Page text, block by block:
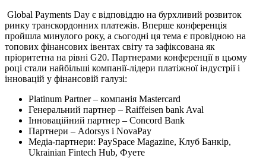
Global Payments Day є відповіддю на бурхливий розвиток
ринку транскордонних платежів. Вперше конференція
пройшла минулого року, а сьогодні ця тема є провідною на
топових фінансових івентах світу та зафіксована як
пріоритетна на рівні G20. Партнерами конференції в цьому
році стали найбільші компанії-лідери платіжної індустрії і
інновацій у фінансовій галузі:
Platinum Partner – компанія Mastercard
Генеральний партнер – Raiffeisen bank Aval
Інноваційний партнер – Concord Bank
Партнери – Adorsys і NovaPay
Медіа-партнери: PaySpace Magazine, Клуб Банкір,
Ukrainian Fintech Hub, Фуете